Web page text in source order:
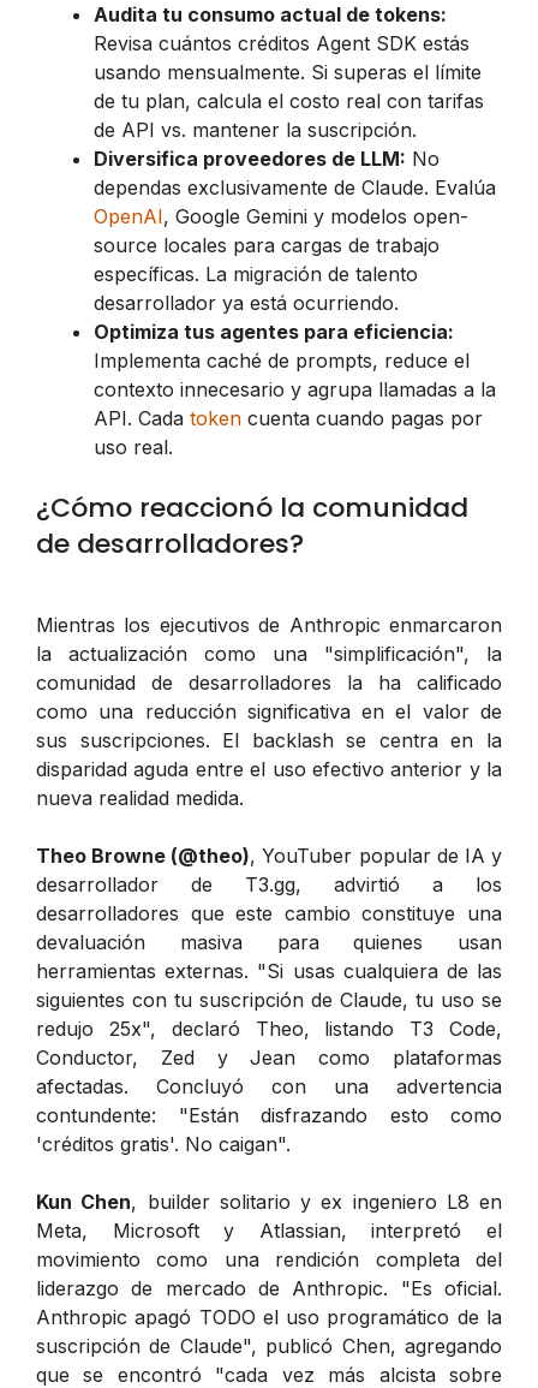
Audita tu consumo actual de tokens:
Revisa cuántos créditos Agent SDK estás
usando mensualmente. Si superas el límite
de tu plan, calcula el costo real con tarifas
de API vs. mantener la suscripción.
Diversifica proveedores de LLM: No
dependas exclusivamente de Claude. Evalúa
OpenAI, Google Gemini y modelos open-
source locales para cargas de trabajo
específicas. La migración de talento
desarrollador ya está ocurriendo.
Optimiza tus agentes para eficiencia:
Implementa caché de prompts, reduce el
contexto innecesario y agrupa llamadas a la
API. Cada token cuenta cuando pagas por
uso real.
¿Cómo reaccionó la comunidad
de desarrolladores?
Mientras los ejecutivos de Anthropic enmarcaron
la actualización como una "simplificación", la
comunidad de desarrolladores la ha calificado
como una reducción significativa en el valor de
sus suscripciones. El backlash se centra en la
disparidad aguda entre el uso efectivo anterior y la
nueva realidad medida.
Theo Browne (@theo), YouTuber popular de IA y
desarrollador de T3.gg, advirtió a los
desarrolladores que este cambio constituye una
devaluación masiva para quienes usan
herramientas externas. "Si usas cualquiera de las
siguientes con tu suscripción de Claude, tu uso se
redujo 25x", declaró Theo, listando T3 Code,
Conductor, Zed y Jean como plataformas
afectadas. Concluyó con una advertencia
contundente: "Están disfrazando esto como
'créditos gratis'. No caigan".
Kun Chen, builder solitario y ex ingeniero L8 en
Meta, Microsoft y Atlassian, interpretó el
movimiento como una rendición completa del
liderazgo de mercado de Anthropic. "Es oficial.
Anthropic apagó TODO el uso programático de la
suscripción de Claude", publicó Chen, agregando
que se encontró "cada vez más alcista sobre